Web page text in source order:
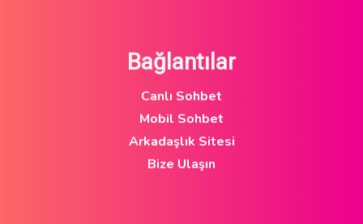
Bağlantılar
Canlı Sohbet
Mobil Sohbet
Arkadaşlık Sitesi
Bize Ulaşın